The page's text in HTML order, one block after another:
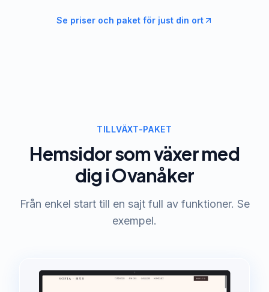
Se priser och paket för just din ort
TILLVÄXT-PAKET
Hemsidor som växer med
dig i Ovanåker
Från enkel start till en sajt full av funktioner. Se
exempel.